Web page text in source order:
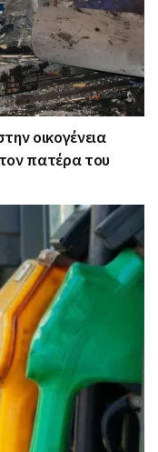
οικογένεια
πατέρα του